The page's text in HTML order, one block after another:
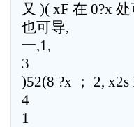
又 )( xF 在 0?x
也可导,
一,1,
3
)52(8 ?x ； 2, x2s
4
1